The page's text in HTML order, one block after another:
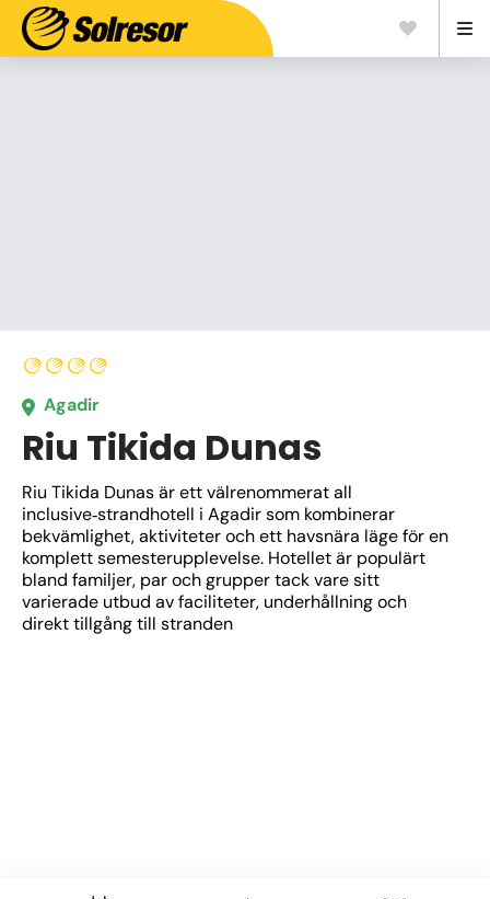
Agadir
Riu Tikida Dunas
Riu Tikida Dunas är ett välrenommerat all
inclusive‑strandhotell i Agadir som kombinerar
bekvämlighet, aktiviteter och ett havsnära läge för en
komplett semesterupplevelse. Hotellet är populärt
bland familjer, par och grupper tack vare sitt
varierade utbud av faciliteter, underhållning och
direkt tillgång till stranden